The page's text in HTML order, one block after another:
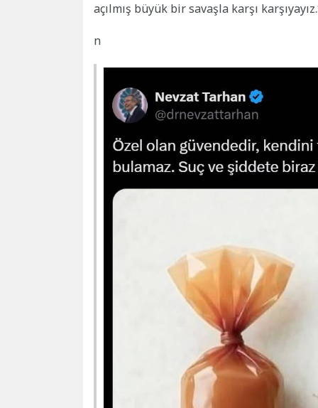
açılmış büyük bir savaşla karşı
n